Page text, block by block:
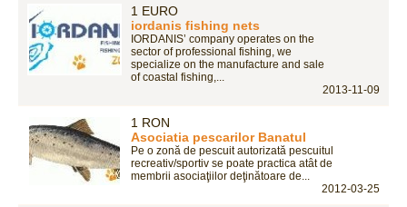
1 EURO
iordanis fishing nets
IORDANIS’ company operates on the
sector of professional fishing, we
specialize on the manufacture and sale
of coastal fishing,...
2013-11-09
1 RON
Asociatia pescarilor Banatul
Pe o zonă de pescuit autorizată pescuitul
recreativ/sportiv se poate practica atât de
membrii asociaţiilor deţinătoare de...
2012-03-25